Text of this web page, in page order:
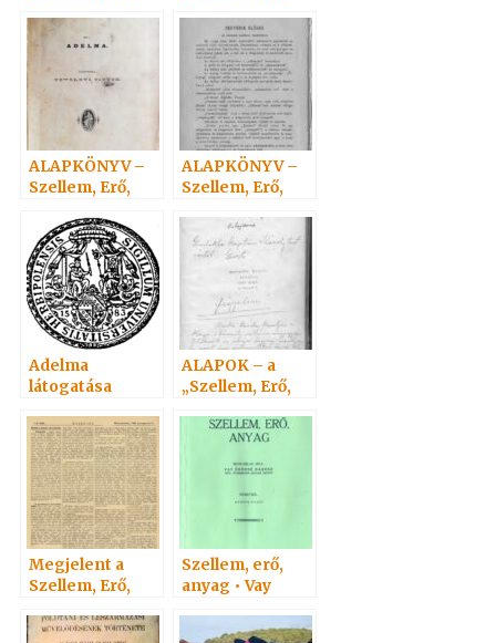
Hoffmann
professzor
professzor
ALAPKÖNYV –
Szellem, Erő,
ALAPKÖNYV –
Szellem, Erő,
Adelma
látogatása
Hoffmann
látogatása
Adelmánál…
ALAPOK – a
„Szellem, Erő,
Megjelent a
Szellem, Erő,
Szellem, erő,
anyag • Vay